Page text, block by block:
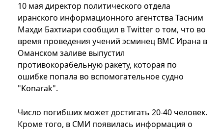
10 мая директор политического отдела
иранского информационного агентства Тасним
Махди Бахтиари сообщил в Twitter о том, что во
время проведения учений эсминец ВМС Ирана в
Оманском заливе выпустил
противокорабельную ракету, которая по
ошибке попала во вспомогательное судно
"Konarak".
Число погибших может достигать 20-40 человек.
Кроме того, в СМИ появилась информация о